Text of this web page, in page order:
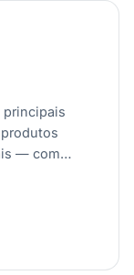
principais
— com